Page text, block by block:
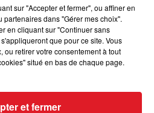
POUR HOMICIDE
APRÈS LA...
le logement servait
sur "Accepter et fermer", ou affiner en
dans "Gérer mes choix".
en cliquant sur "Continuer sans
que pour ce site. Vous
ou retirer votre consentement à tout
situé en bas de chaque page.
et fermer